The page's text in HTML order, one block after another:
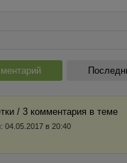
/ 3 комментария в темe
04.05.2017 в 20:40